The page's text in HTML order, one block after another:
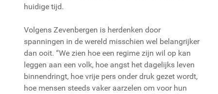
huidige tijd.
Volgens Zevenbergen is herdenken door
spanningen in de wereld misschien wel belangrijker
dan ooit. “We zien hoe een regime zijn wil op kan
leggen aan een volk, hoe angst het dagelijks leven
binnendringt, hoe vrije pers onder druk gezet wordt,
hoe mensen steeds vaker aarzelen om voor hun